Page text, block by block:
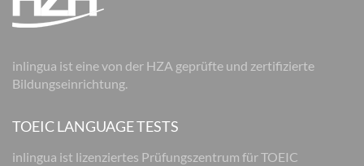
inlingua ist eine von der HZA geprüfte und zertifizierte
Bildungseinrichtung.
TOEIC LANGUAGE TESTS
inlingua ist lizenziertes Prüfungszentrum für TOEIC